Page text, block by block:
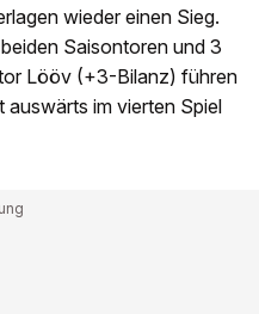
wieder einen Sieg.
Saisontoren und 3
Lööv (+3-Bilanz) führen
auswärts im vierten Spiel